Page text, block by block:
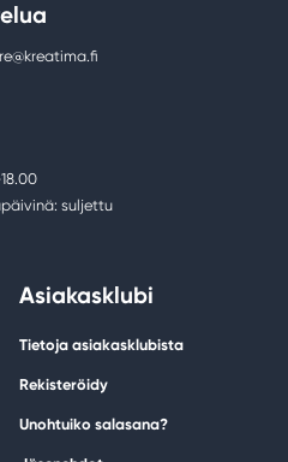
suljettu
Asiakasklubi
Tietoja asiakasklubista
Rekisteröidy
Unohtuiko salasana?